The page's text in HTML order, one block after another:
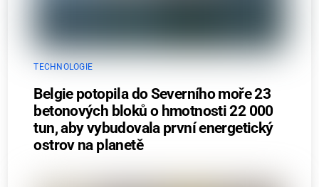
TECHNOLOGIE
Belgie potopila do Severního moře 23
betonových bloků o hmotnosti 22 000
tun, aby vybudovala první energetický
ostrov na planetě